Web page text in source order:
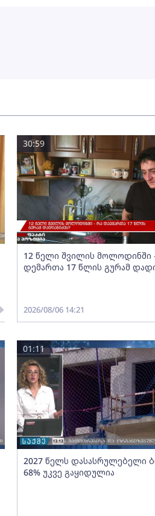
12 წელი შვილის მოლოდინში
დემართა 17 წლის გურამ
30:59
2026/08/06 14:21
2027 წელს დასასრულებელი
68% უკვე გაყიდულია
01:11